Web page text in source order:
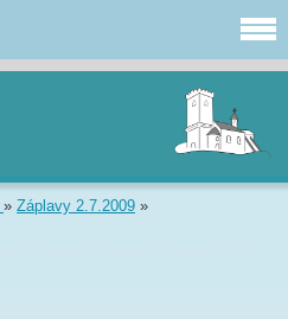
» Záplavy 2.7.2009 »